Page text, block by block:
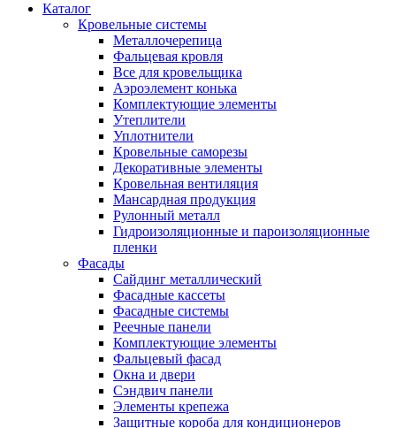
Каталог
Кровельные системы
Металлочерепица
Фальцевая кровля
Все для кровельщика
Аэроэлемент конька
Комплектующие элементы
Утеплители
Уплотнители
Кровельные саморезы
Декоративные элементы
Кровельная вентиляция
Мансардная продукция
Рулонный металл
Гидроизоляционные и пароизоляционные
пленки
Фасады
Сайдинг металлический
Фасадные кассеты
Фасадные системы
Реечные панели
Комплектующие элементы
Фальцевый фасад
Окна и двери
Сэндвич панели
Элементы крепежа
Защитные короба для кондиционеров